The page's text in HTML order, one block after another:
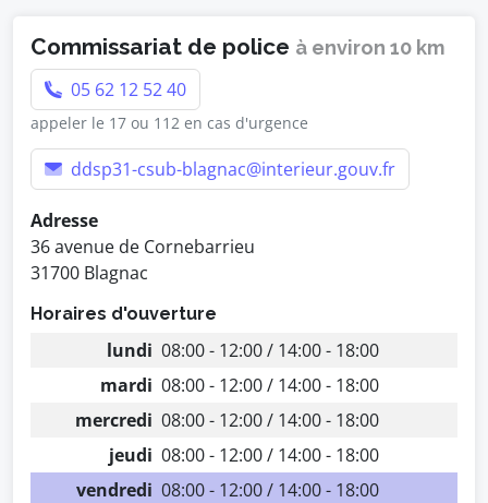
Commissariat de police à environ 10 km
05 62 12 52 40
appeler le 17 ou 112 en cas d'urgence
ddsp31-csub-blagnac@interieur.gouv.fr
Adresse
36 avenue de Cornebarrieu
31700 Blagnac
Horaires d'ouverture
lundi 08:00 - 12:00 / 14:00 - 18:00
mardi 08:00 - 12:00 / 14:00 - 18:00
mercredi 08:00 - 12:00 / 14:00 - 18:00
jeudi 08:00 - 12:00 / 14:00 - 18:00
vendredi 08:00 - 12:00 / 14:00 - 18:00